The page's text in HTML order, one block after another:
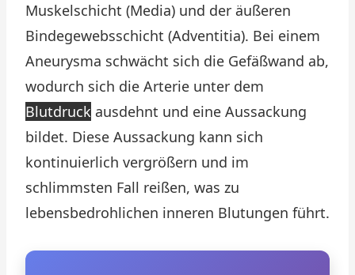
Muskelschicht (Media) und der äußeren
Bindegewebsschicht (Adventitia). Bei einem
Aneurysma schwächt sich die Gefäßwand ab,
wodurch sich die Arterie unter dem
Blutdruck ausdehnt und eine Aussackung
bildet. Diese Aussackung kann sich
kontinuierlich vergrößern und im
schlimmsten Fall reißen, was zu
lebensbedrohlichen inneren Blutungen führt.